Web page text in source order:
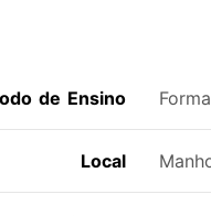
de Ensino
Local